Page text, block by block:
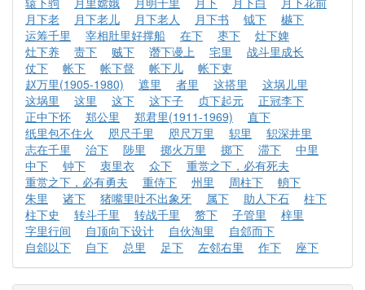
月下老
月下老儿 月下老人 月下书 钺下
樾下
运筹千里
宰相肚里好撑船 在下 枣下
灶下婢
灶下养
责下 贼下 谮下谩上 宅里
战斗里成长
仗下
帐下 帐下督 帐下儿
帐下吏
赵万里(1905-1980)
遮里 者里 这搭里
这埚儿里
这埚里
这里 这下 这下子 贞下起元
正冠李下
正中下怀
郑公里 郑君里(1911-1969)
直下
纸里包不住火
咫尺千里 咫尺万里 轵里
轵深井里
志在千里
治下 陟里 掷火万里 掷下 滞下
中里
中下
钟下 衷里衣 众下
重赏之下，必有死夫
重赏之下，必有勇夫
重侍下 州里 周柱下
輈下
朱里
诸下 猪嘴里吐不出象牙 属下 助人下石
柱下
柱下史
转斗千里 转战千里 赘下 子管里
梓里
字里行间
自顶向下设计 自伙淘里
自郐而下
自郐以下
自下 总里 足下 左邻右里 作下 座下